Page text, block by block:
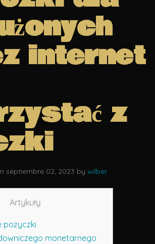
internet
z
septiembre 02, 2023 by wilber
Artykuły
pożyczki
monetarnego